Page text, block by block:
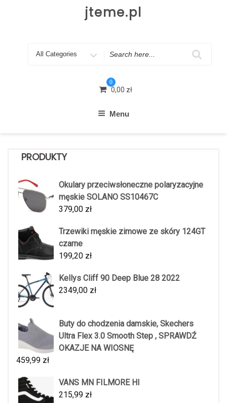
jteme.pl
Search
0
0,00 zł
Menu
PRODUKTY
Okulary przeciwsłoneczne polaryzacyjne
męskie SOLANO SS10467C
379,00 zł
Trzewiki męskie zimowe ze skóry 124GT
czarne
199,20 zł
Kellys Cliff 90 Deep Blue 28 2022
2349,00 zł
Buty do chodzenia damskie, Skechers
Ultra Flex 3.0 Smooth Step , SPRAWDŹ
OKAZJE NA WIOSNĘ
459,99 zł
VANS MN FILMORE HI
215,99 zł